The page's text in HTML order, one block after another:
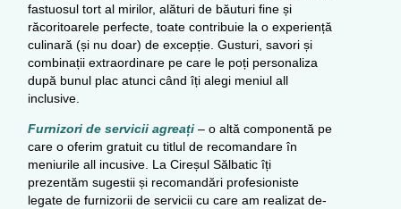
fastuosul tort al mirilor, alături de băuturi fine și
răcoritoarele perfecte, toate contribuie la o experiență
culinară (și nu doar) de excepție. Gusturi, savori și
combinații extraordinare pe care le poți personaliza
după bunul plac atunci când îți alegi meniul all
inclusive.
Furnizori de servicii agreați – o altă componentă pe
care o oferim gratuit cu titlul de recomandare în
meniurile all incusive. La Cireșul Sălbatic îți
prezentăm sugestii și recomandări profesioniste
legate de furnizorii de servicii cu care am realizat de-